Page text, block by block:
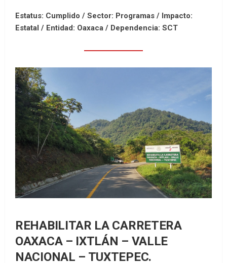
Estatus: Cumplido / Sector: Programas / Impacto:
Estatal / Entidad: Oaxaca / Dependencia: SCT
REHABILITAR LA CARRETERA
OAXACA – IXTLÁN – VALLE
NACIONAL – TUXTEPEC.